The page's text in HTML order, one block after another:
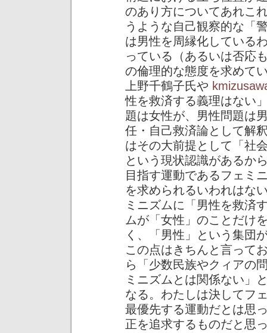
のあり方についてあれこ
うような自己観察的な「
は男性を周縁化している
っている（あるいは否応
の倫理的な態度を求めて
上野千鶴子氏や
性を救済する義理はない
題は女性が、男性問題は
任・自己救済論として解
はその大前提として「社
という現状認識があるか
目指す運動であるフェミ
を求められるいわれはな
ミニズムに「男性を救済
ムが「女性」のことだけ
く、「男性」という集団
この点はきちんと言って
ら「少数民族やクィアの
ミニズムとは関係ない」
なる。わたしは決してフ
最優先する運動だとは思
正を追求するものだと思